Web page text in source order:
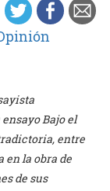
Bajo el
entre
en la obra de
de sus